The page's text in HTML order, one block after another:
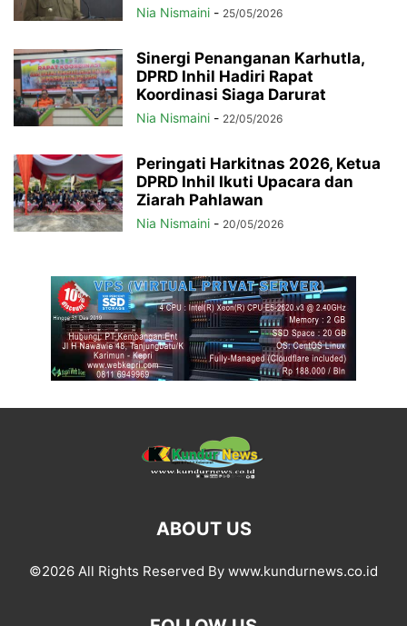
Nia Nismaini - 25/05/2026
Sinergi Penanganan Karhutla,
DPRD Inhil Hadiri Rapat
Koordinasi Siaga Darurat
Nia Nismaini - 22/05/2026
Peringati Harkitnas 2026, Ketua
DPRD Inhil Ikuti Upacara dan
Ziarah Pahlawan
Nia Nismaini - 20/05/2026
ABOUT US
©2026 All Rights Reserved By www.kundurnews.co.id